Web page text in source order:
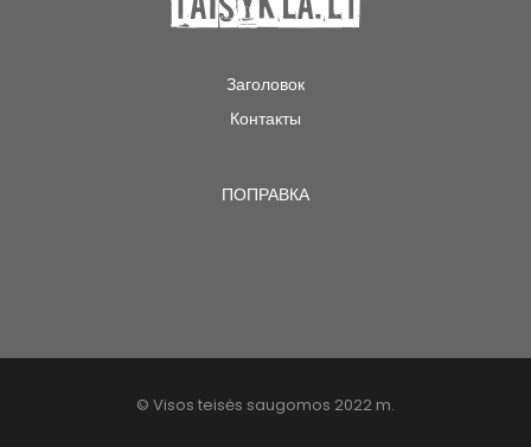
Заголовок
Контакты
ПОПРАВКА
© Visos teisės saugomos 2022 m.